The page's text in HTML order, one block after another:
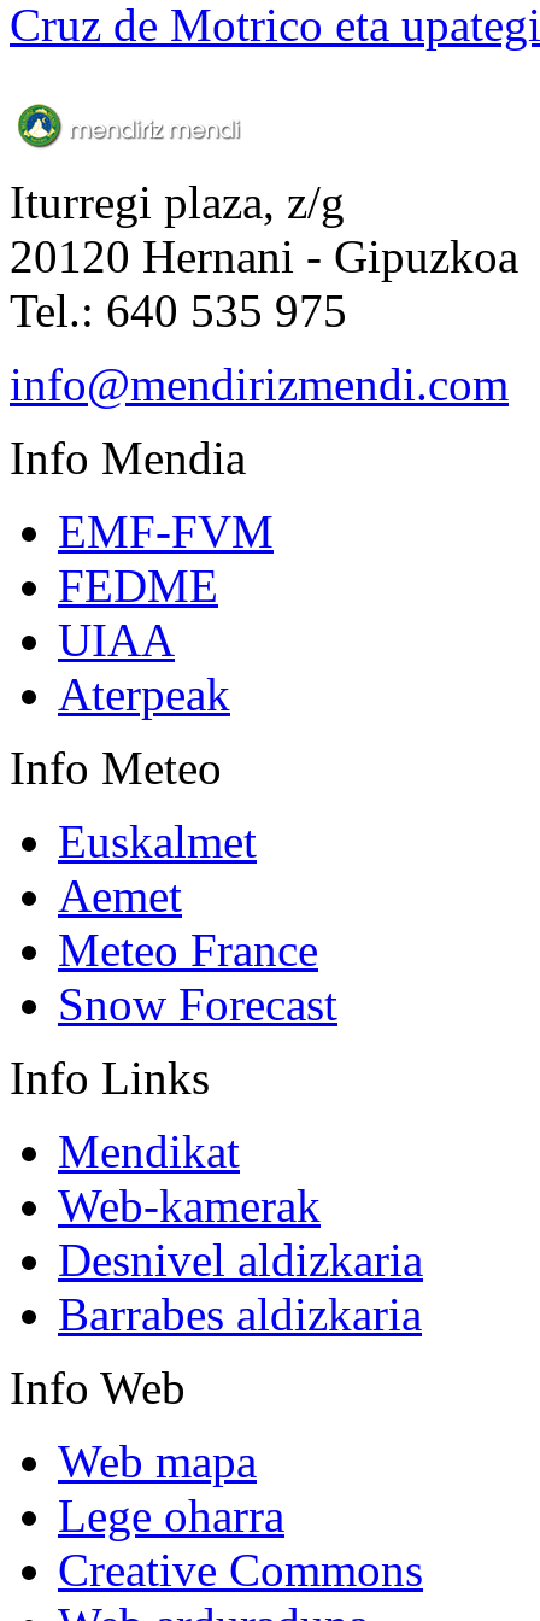
Cruz de Motrico eta
Iturregi plaza, z/g
20120 Hernani - Gipuzkoa
Tel.: 640 535 975
info@mendirizmendi.com
Info Mendia
EMF-FVM
FEDME
UIAA
Aterpeak
Info Meteo
Euskalmet
Aemet
Meteo France
Snow Forecast
Info Links
Mendikat
Web-kamerak
Desnivel aldizkaria
Barrabes aldizkaria
Info Web
Web mapa
Lege oharra
Creative Commons